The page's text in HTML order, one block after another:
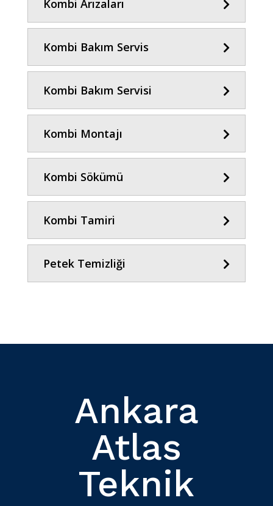
Kombi Arızaları
Kombi Bakım Servis
Kombi Bakım Servisi
Kombi Montajı
Kombi Sökümü
Kombi Tamiri
Petek Temizliği
Ankara
Atlas
Teknik